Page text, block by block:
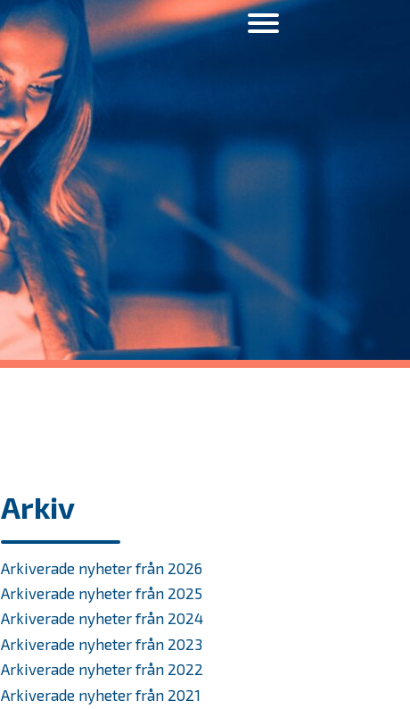
Arkiv
Arkiverade nyheter från 2026
Arkiverade nyheter från 2025
Arkiverade nyheter från 2024
Arkiverade nyheter från 2023
Arkiverade nyheter från 2022
Arkiverade nyheter från 2021